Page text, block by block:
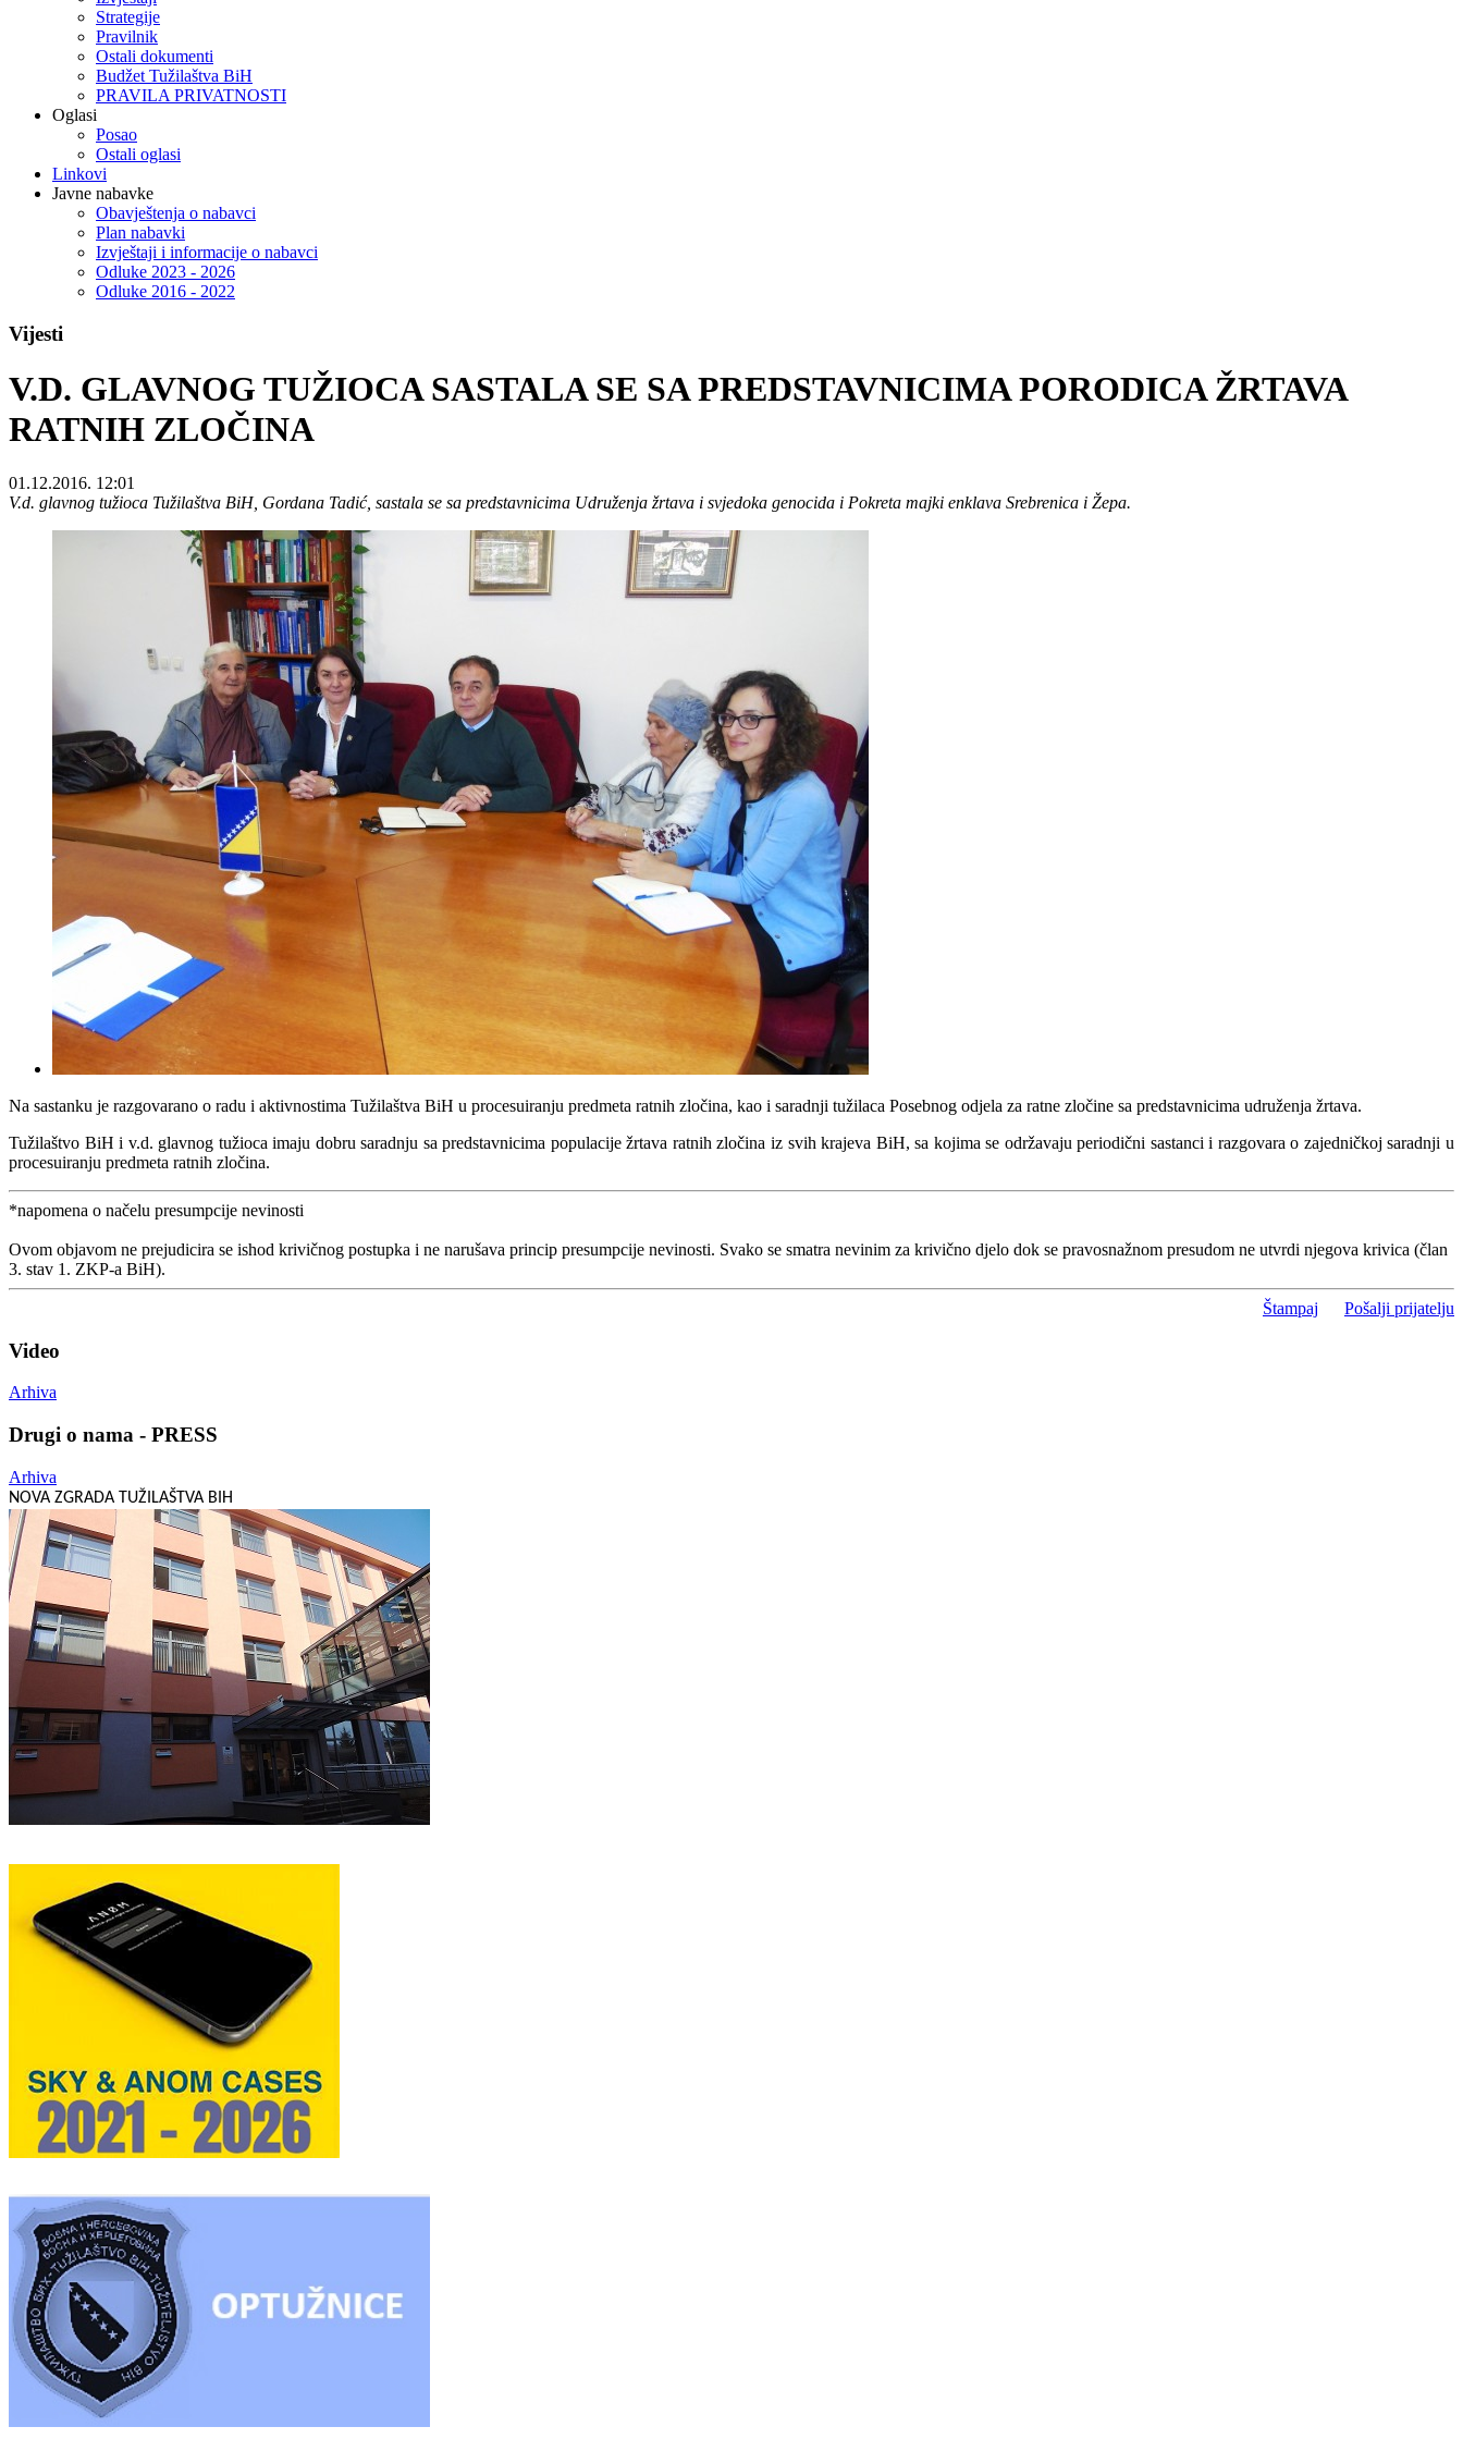
Strategije
Pravilnik
Ostali dokumenti
Budžet Tužilaštva BiH
PRAVILA PRIVATNOSTI
Oglasi
Posao
Ostali oglasi
Linkovi
Javne nabavke
Obavještenja o nabavci
Plan nabavki
Izvještaji i informacije o nabavci
Odluke 2023 - 2026
Odluke 2016 - 2022
Vijesti
V.D. GLAVNOG TUŽIOCA SASTALA SE SA PREDSTAVNICIMA PORODICA ŽRTAVA
RATNIH ZLOČINA
01.12.2016. 12:01
V.d. glavnog tužioca Tužilaštva BiH, Gordana Tadić, sastala se sa predstavnicima Udruženja žrtava i svjedoka genocida i Pokreta majki enklava Srebrenica i Žepa.
Na sastanku je razgovarano o radu i aktivnostima Tužilaštva BiH u procesuiranju predmeta ratnih zločina, kao i saradnji tužilaca Posebnog odjela za ratne zločine sa predstavnicima udruženja žrtava.
Tužilaštvo BiH i v.d. glavnog tužioca imaju dobru saradnju sa predstavnicima populacije žrtava ratnih zločina iz svih krajeva BiH, sa kojima se održavaju periodični sastanci i razgovara o zajedničkoj saradnji u
procesuiranju predmeta ratnih zločina.
*napomena o načelu presumpcije nevinosti
Ovom objavom ne prejudicira se ishod krivičnog postupka i ne narušava princip presumpcije nevinosti. Svako se smatra nevinim za krivično djelo dok se pravosnažnom presudom ne utvrdi njegova krivica (član
3. stav 1. ZKP-a BiH).
Štampaj Pošalji prijatelju
Video
Arhiva
Drugi o nama - PRESS
Arhiva
NOVA ZGRADA TUŽILAŠTVA BIH